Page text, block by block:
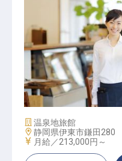
レストランサービス
施設業態
温泉地旅館
勤務地
静岡県伊東市鎌田280
給与
月給／213,000円～